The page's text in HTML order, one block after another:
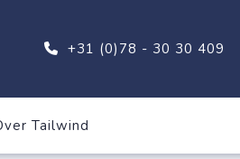
+31 (0)78 - 30 30 409
Tailwind